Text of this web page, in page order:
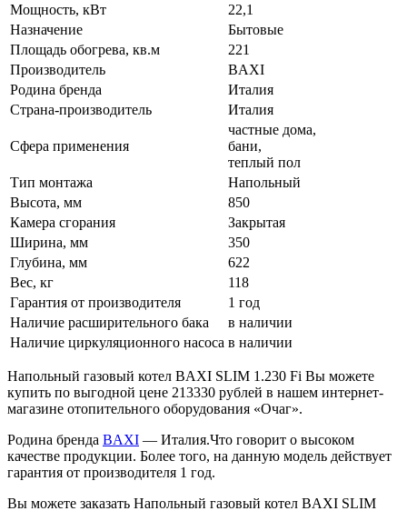
Мощность, кВт
22,1
Назначение
Бытовые
Площадь обогрева, кв.м
221
Производитель
BAXI
Родина бренда
Италия
Страна-производитель
Италия
Сфера применения
частные дома,
бани,
теплый пол
Тип монтажа
Напольный
Высота, мм
850
Камера сгорания
Закрытая
Ширина, мм
350
Глубина, мм
622
Вес, кг
118
Гарантия от производителя
1 год
Наличие расширительного бака
в наличии
Наличие циркуляционного насоса в наличии
Напольный газовый котел BAXI SLIM 1.230 Fi Вы можете
купить по выгодной цене 213330 рублей в нашем интернет-
магазине отопительного оборудования «Очаг».
Родина бренда BAXI — Италия.Что говорит о высоком
качестве продукции. Более того, на данную модель действует
гарантия от производителя 1 год.
Вы можете заказать Напольный газовый котел BAXI SLIM